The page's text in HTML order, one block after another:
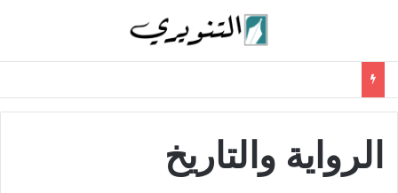
الرواية والتاريخ